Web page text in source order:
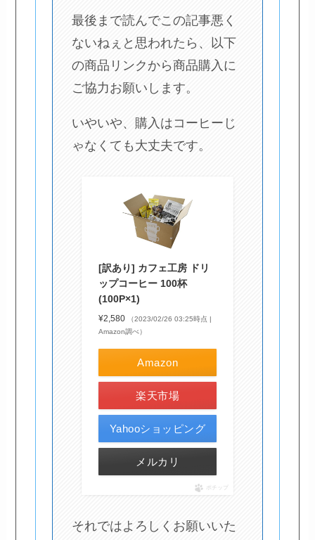
最後まで読んでこの記事悪く
ないねぇと思われたら、以下
の商品リンクから商品購入に
ご協力お願いします。
いやいや、購入はコーヒーじ
ゃなくても大丈夫です。
[訳あり] カフェ工房 ドリ
ップコーヒー 100杯
(100P×1)
¥2,580
（2023/02/26 03:25時点 |
Amazon調べ）
Amazon
楽天市場
Yahooショッピング
メルカリ
ポチップ
それではよろしくお願いいた